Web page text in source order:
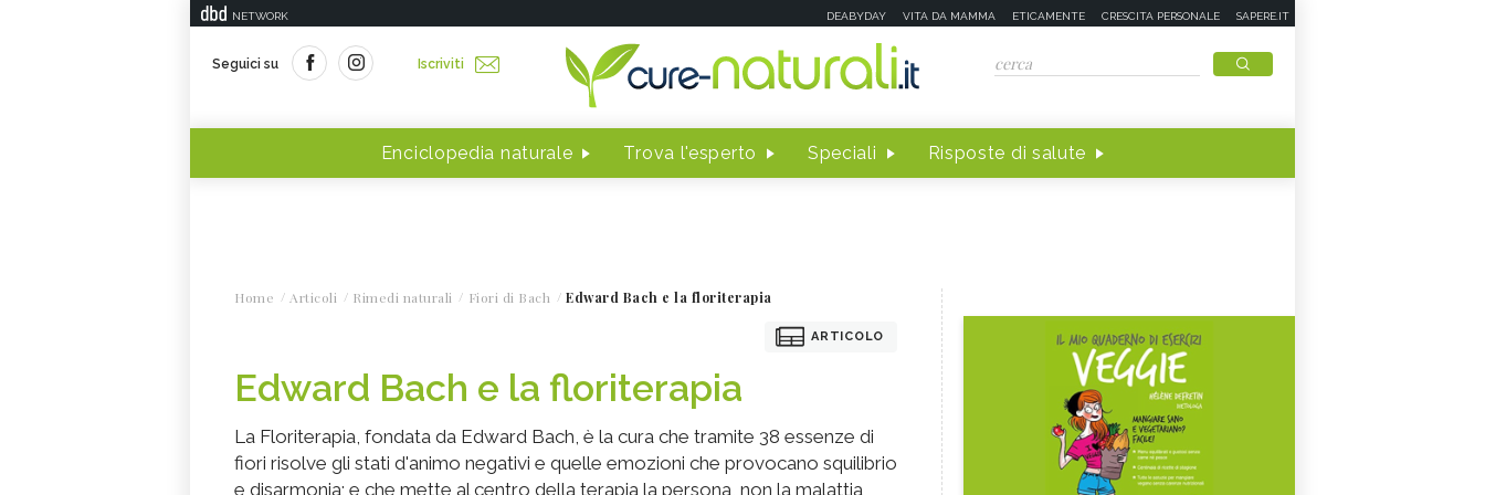
NETWORK DEABYDAY VITA DA MAMMA ETICAMENTE CRESCITA PERSONALE SAPERE.IT
Seguici su Iscriviti
Enciclopedia naturale Trova l'esperto Speciali Risposte di salute
Home Articoli Rimedi naturali Fiori di Bach Edward Bach e la floriterapia
ARTICOLO
Edward Bach e la floriterapia
La Floriterapia, fondata da Edward Bach, è la cura che tramite 38 essenze di
fiori risolve gli stati d'animo negativi e quelle emozioni che provocano squilibrio
e disarmonia; e che mette al centro della terapia la persona, non la malattia